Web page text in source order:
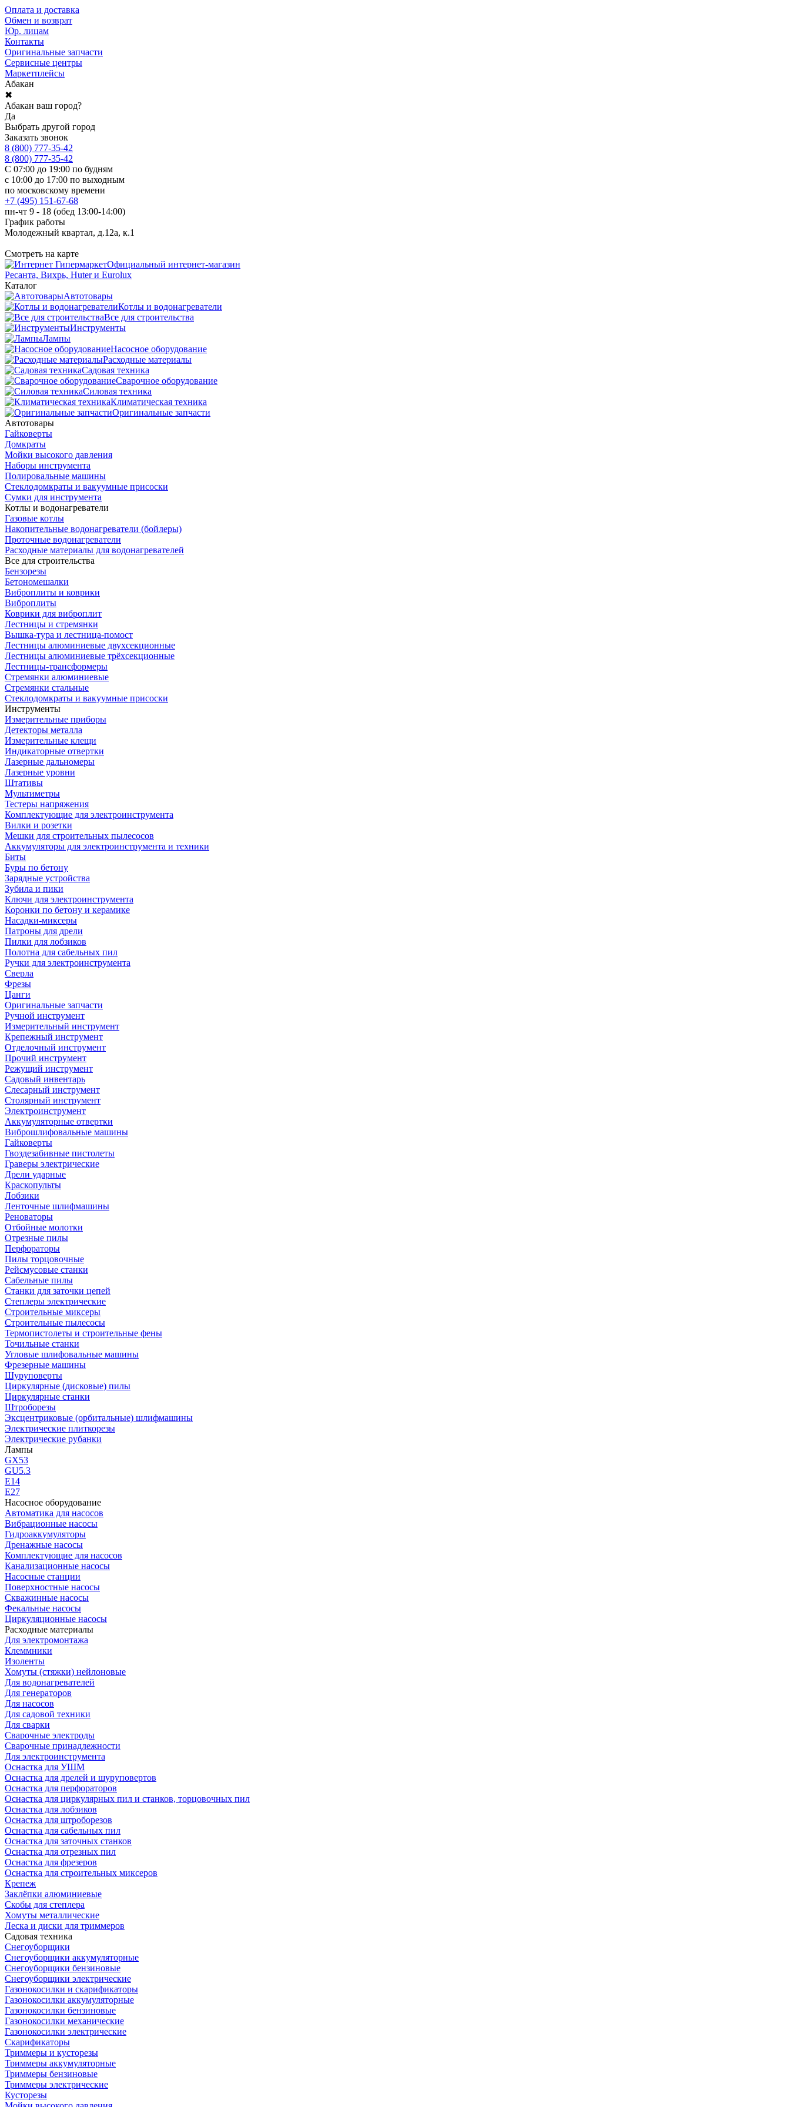
Оплата и доставка
Обмен и возврат
Юр. лицам
Контакты
Оригинальные запчасти
Сервисные центры
Маркетплейсы
Абакан
✖
Абакан ваш город?
Да
Выбрать другой город
Заказать звонок
8 (800) 777-35-42
8 (800) 777-35-42
С 07:00 до 19:00 по будням
с 10:00 до 17:00 по выходным
по московскому времени
+7 (495) 151-67-68
пн-чт 9 - 18 (обед 13:00-14:00)
График работы
Молодежный квартал, д.12а, к.1
Смотреть на карте
Официальный интернет-магазин
Ресанта, Вихрь, Huter и Eurolux
Каталог
Автотовары
Котлы и водонагреватели
Все для строительства
Инструменты
Лампы
Насосное оборудование
Расходные материалы
Садовая техника
Сварочное оборудование
Силовая техника
Климатическая техника
Оригинальные запчасти
Автотовары
Гайковерты
Домкраты
Мойки высокого давления
Наборы инструмента
Полировальные машины
Стеклодомкраты и вакуумные присоски
Сумки для инструмента
Котлы и водонагреватели
Газовые котлы
Накопительные водонагреватели (бойлеры)
Проточные водонагреватели
Расходные материалы для водонагревателей
Все для строительства
Бензорезы
Бетономешалки
Виброплиты и коврики
Виброплиты
Коврики для виброплит
Лестницы и стремянки
Вышка-тура и лестница-помост
Лестницы алюминиевые двухсекционные
Лестницы алюминиевые трёхсекционные
Лестницы-трансформеры
Стремянки алюминиевые
Стремянки стальные
Стеклодомкраты и вакуумные присоски
Инструменты
Измерительные приборы
Детекторы металла
Измерительные клещи
Индикаторные отвертки
Лазерные дальномеры
Лазерные уровни
Штативы
Мультиметры
Тестеры напряжения
Комплектующие для электроинструмента
Вилки и розетки
Мешки для строительных пылесосов
Аккумуляторы для электроинструмента и техники
Биты
Буры по бетону
Зарядные устройства
Зубила и пики
Ключи для электроинструмента
Коронки по бетону и керамике
Насадки-миксеры
Патроны для дрели
Пилки для лобзиков
Полотна для сабельных пил
Ручки для электроинструмента
Сверла
Фрезы
Цанги
Оригинальные запчасти
Ручной инструмент
Измерительный инструмент
Крепежный инструмент
Отделочный инструмент
Прочий инструмент
Режущий инструмент
Садовый инвентарь
Слесарный инструмент
Столярный инструмент
Электроинструмент
Аккумуляторные отвертки
Виброшлифовальные машины
Гайковерты
Гвоздезабивные пистолеты
Граверы электрические
Дрели ударные
Краскопульты
Лобзики
Ленточные шлифмашины
Реноваторы
Отбойные молотки
Отрезные пилы
Перфораторы
Пилы торцовочные
Рейсмусовые станки
Сабельные пилы
Станки для заточки цепей
Степлеры электрические
Строительные миксеры
Строительные пылесосы
Термопистолеты и строительные фены
Точильные станки
Угловые шлифовальные машины
Фрезерные машины
Шуруповерты
Циркулярные (дисковые) пилы
Циркулярные станки
Штроборезы
Эксцентриковые (орбитальные) шлифмашины
Электрические плиткорезы
Электрические рубанки
Лампы
GX53
GU5.3
Е14
Е27
Насосное оборудование
Автоматика для насосов
Вибрационные насосы
Гидроаккумуляторы
Дренажные насосы
Комплектующие для насосов
Канализационные насосы
Насосные станции
Поверхностные насосы
Скважинные насосы
Фекальные насосы
Циркуляционные насосы
Расходные материалы
Для электромонтажа
Клеммники
Изоленты
Хомуты (стяжки) нейлоновые
Для водонагревателей
Для генераторов
Для насосов
Для садовой техники
Для сварки
Сварочные электроды
Сварочные принадлежности
Для электроинструмента
Оснастка для УШМ
Оснастка для дрелей и шуруповертов
Оснастка для перфораторов
Оснастка для циркулярных пил и станков, торцовочных пил
Оснастка для лобзиков
Оснастка для штроборезов
Оснастка для сабельных пил
Оснастка для заточных станков
Оснастка для отрезных пил
Оснастка для фрезеров
Оснастка для строительных миксеров
Крепеж
Заклёпки алюминиевые
Скобы для степлера
Хомуты металлические
Леска и диски для триммеров
Садовая техника
Снегоуборщики
Снегоуборщики аккумуляторные
Снегоуборщики бензиновые
Снегоуборщики электрические
Газонокосилки и скарификаторы
Газонокосилки аккумуляторные
Газонокосилки бензиновые
Газонокосилки механические
Газонокосилки электрические
Скарификаторы
Триммеры и кусторезы
Триммеры аккумуляторные
Триммеры бензиновые
Триммеры электрические
Кусторезы